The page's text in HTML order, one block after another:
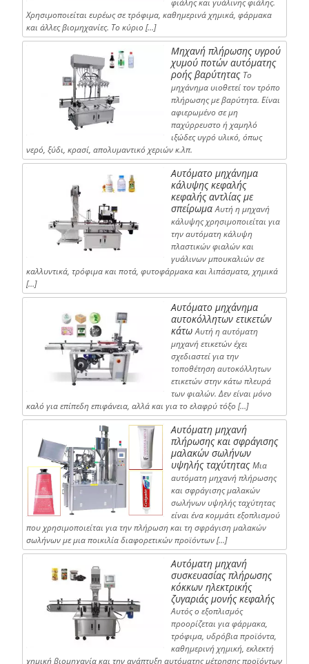
φιάλης και γυάλινης φιάλης.
Χρησιμοποιείται ευρέως σε τρόφιμα, καθημερινά χημικά, φάρμακα
και άλλες βιομηχανίες. Το κύριο […]
Μηχανή πλήρωσης υγρού
χυμού ποτών αυτόματης
ροής βαρύτητας Το
μηχάνημα υιοθετεί τον τρόπο
πλήρωσης με βαρύτητα. Είναι
αφιερωμένο σε μη
παχύρρευστο ή χαμηλό
ιξώδες υγρό υλικό, όπως
νερό, ξύδι, κρασί, απολυμαντικό χεριών κ.λπ.
Αυτόματο μηχάνημα
κάλυψης κεφαλής
κεφαλής αντλίας με
σπείρωμα Αυτή η μηχανή
κάλυψης χρησιμοποιείται για
την αυτόματη κάλυψη
πλαστικών φιαλών και
γυάλινων μπουκαλιών σε
καλλυντικά, τρόφιμα και ποτά, φυτοφάρμακα και λιπάσματα, χημικά
[…]
Αυτόματο μηχάνημα
αυτοκόλλητων ετικετών
κάτω Αυτή η αυτόματη
μηχανή ετικετών έχει
σχεδιαστεί για την
τοποθέτηση αυτοκόλλητων
ετικετών στην κάτω πλευρά
των φιαλών. Δεν είναι μόνο
καλό για επίπεδη επιφάνεια, αλλά και για το ελαφρύ τόξο […]
Αυτόματη μηχανή
πλήρωσης και σφράγισης
μαλακών σωλήνων
υψηλής ταχύτητας Μια
αυτόματη μηχανή πλήρωσης
και σφράγισης μαλακών
σωλήνων υψηλής ταχύτητας
είναι ένα κομμάτι εξοπλισμού
που χρησιμοποιείται για την πλήρωση και τη σφράγιση μαλακών
σωλήνων με μια ποικιλία διαφορετικών προϊόντων […]
Αυτόματη μηχανή
συσκευασίας πλήρωσης
κόκκων ηλεκτρικής
ζυγαριάς μονής κεφαλής
Αυτός ο εξοπλισμός
προορίζεται για φάρμακα,
τρόφιμα, υδρόβια προϊόντα,
καθημερινή χημική, εκλεκτή
χημική βιομηχανία και την ανάπτυξη αυτόματης μέτρησης προϊόντων